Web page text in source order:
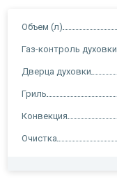
Объем (л)
Газ-контроль духовки
Дверца духовки
Гриль
Конвекция
Очистка